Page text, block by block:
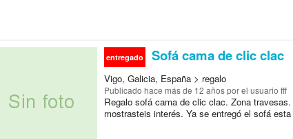
entregado Sofá cama de clic clac
Vigo, Galicia, España > regalo
Publicado hace más de 12 añospor el usuario fff
Regalo sofá cama de clic clac. Zona
mostrasteis interés. Ya se entregó el sofá